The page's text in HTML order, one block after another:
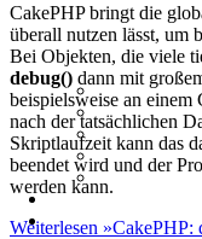
CakePHP bringt die
überall nutzen lässt, um
Bei Objekten, die viele
debug() dann mit
beispielsweise an
nach der tatsächlichen
Skriptlaufzeit kann das
beendet wird und der
werden kann.
Weiterlesen »CakePHP: